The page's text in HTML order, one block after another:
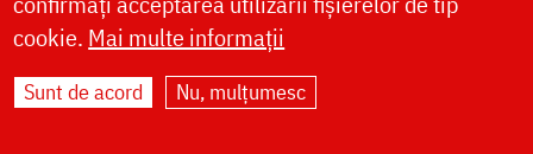
DESPRE NOI
cookie. Mai multe informații
Sunt de acord Nu, mulțumesc